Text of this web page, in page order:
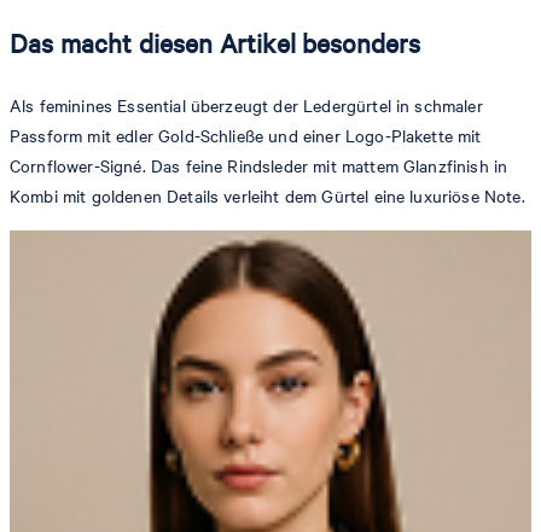
Das macht diesen Artikel besonders
Als feminines Essential überzeugt der Ledergürtel in schmaler
Passform mit edler Gold-Schließe und einer Logo-Plakette mit
Cornflower-Signé. Das feine Rindsleder mit mattem Glanzfinish in
Kombi mit goldenen Details verleiht dem Gürtel eine luxuriöse Note.